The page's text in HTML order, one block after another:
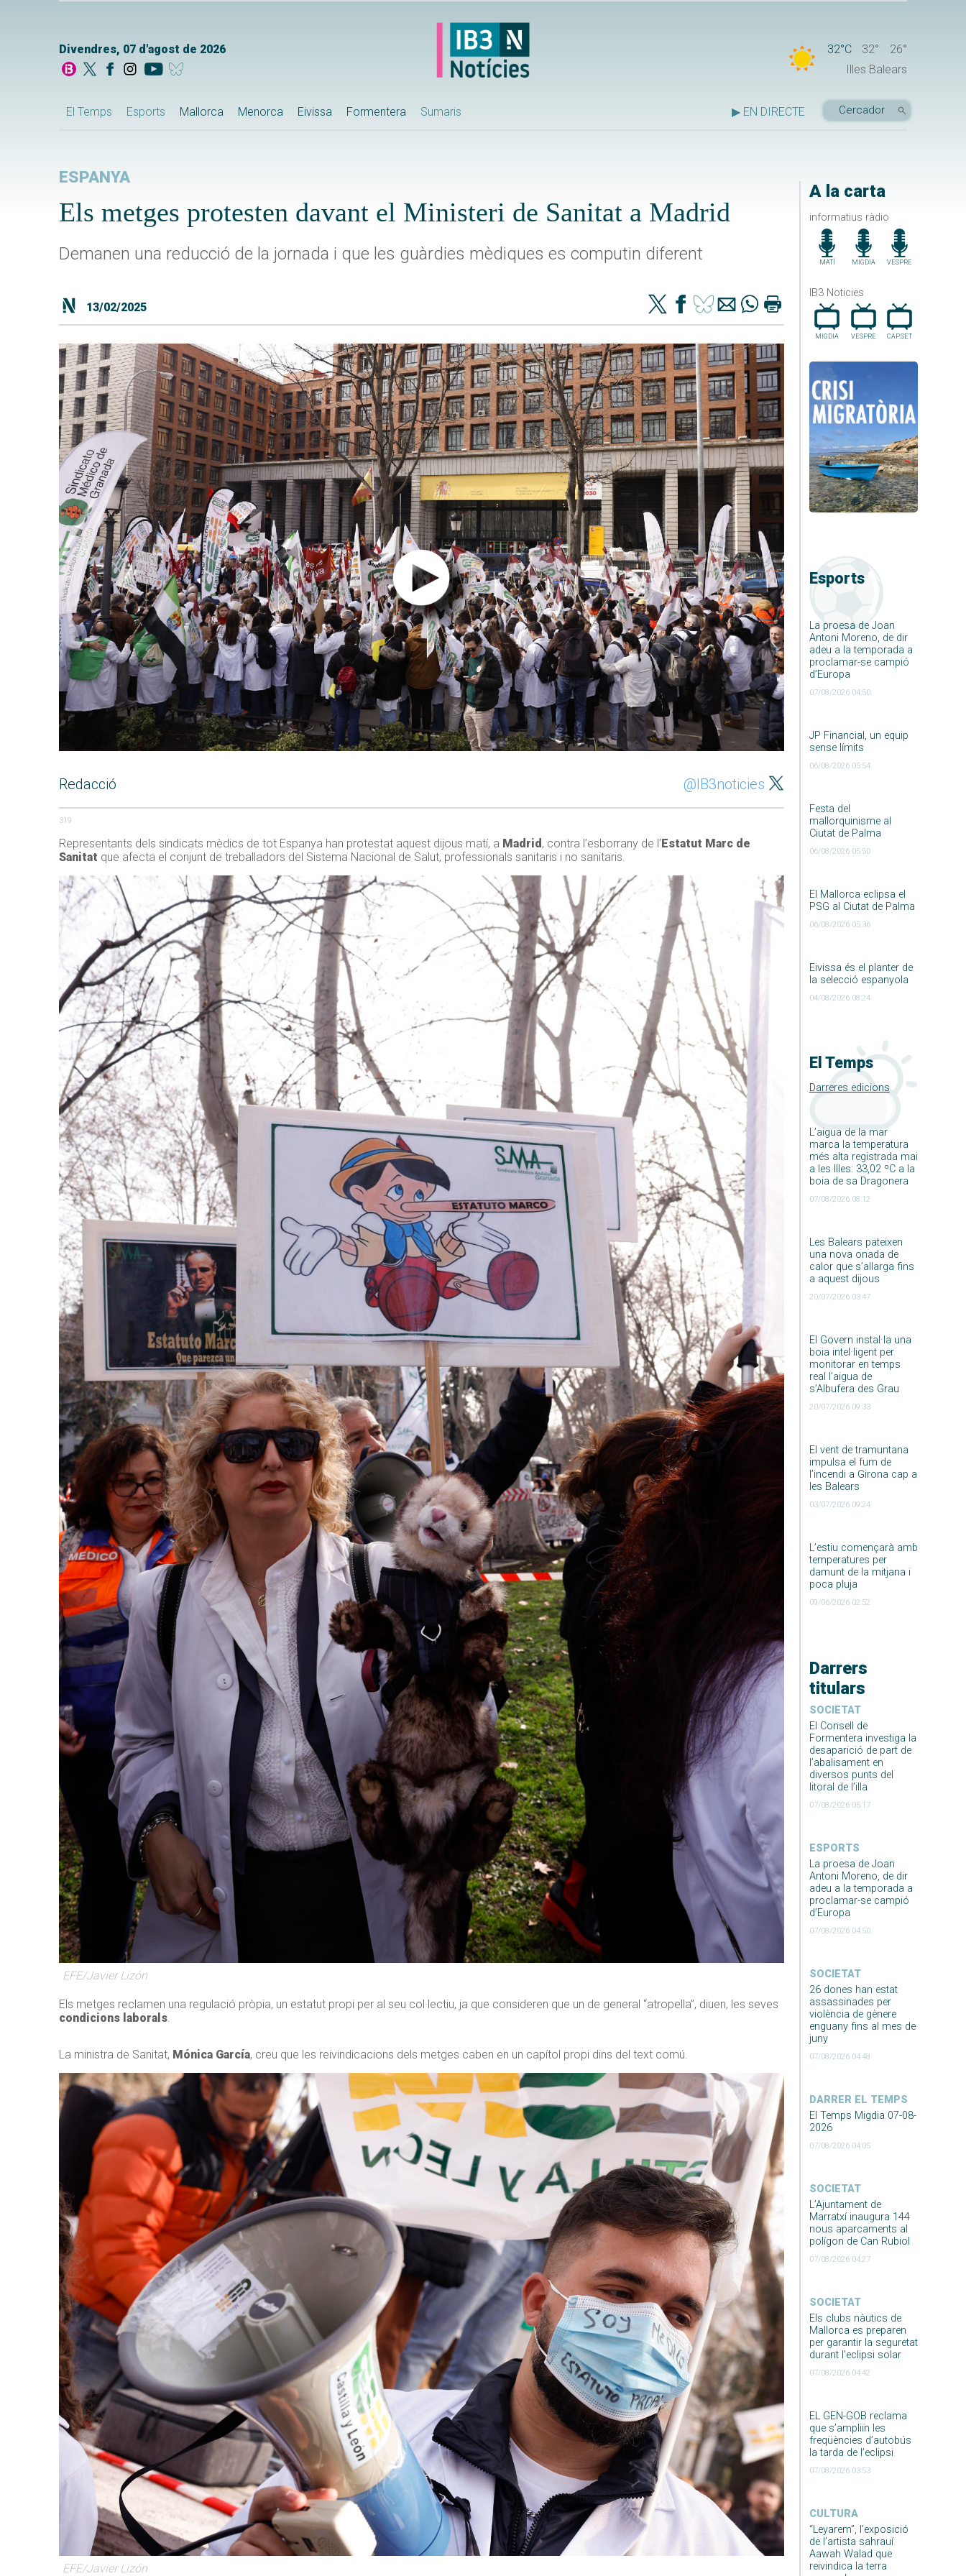
Divendres, 07 d'agost de 2026 32°C 32°
26°
Illes Balears
El Temps Esports Mallorca Menorca Eivissa Formentera Sumaris ▶ EN DIRECTE
A la carta
informatius ràdio
MATÍ MIGDIA VESPRE
IB3 Noticies
MIGDIA VESPRE CAP.SET
Esports
La proesa de Joan
Antoni Moreno, de dir
adeu a la temporada a
proclamar-se campió
d’Europa
07/08/2026 04:50
JP Financial, un equip
sense límits
06/08/2026 05:54
Festa del
mallorquinisme al
Ciutat de Palma
06/08/2026 05:50
El Mallorca eclipsa el
PSG al Ciutat de Palma
06/08/2026 05:36
Eivissa és el planter de
la selecció espanyola
04/08/2026 08:24
El Temps
Darreres edicions
L’aigua de la mar
marca la temperatura
més alta registrada mai
a les Illes: 33,02 ºC a la
boia de sa Dragonera
07/08/2026 08:12
Les Balears pateixen
una nova onada de
calor que s’allarga fins
a aquest dijous
20/07/2026 03:47
El Govern instal·la una
boia intel·ligent per
monitorar en temps
real l’aigua de
s’Albufera des Grau
20/07/2026 09:33
El vent de tramuntana
impulsa el fum de
l’incendi a Girona cap a
les Balears
03/07/2026 09:24
L’estiu començarà amb
temperatures per
damunt de la mitjana i
poca pluja
09/06/2026 02:52
Darrers
titulars
SOCIETAT
El Consell de
Formentera investiga la
desaparició de part de
l’abalisament en
diversos punts del
litoral de l’illa
07/08/2026 05:17
ESPORTS
La proesa de Joan
Antoni Moreno, de dir
adeu a la temporada a
proclamar-se campió
d’Europa
07/08/2026 04:50
SOCIETAT
26 dones han estat
assassinades per
violència de gènere
enguany fins al mes de
juny
07/08/2026 04:48
DARRER EL TEMPS
El Temps Migdia 07-08-
2026
07/08/2026 04:05
SOCIETAT
L’Ajuntament de
Marratxí inaugura 144
nous aparcaments al
polígon de Can Rubiol
07/08/2026 04:27
SOCIETAT
Els clubs nàutics de
Mallorca es preparen
per garantir la seguretat
durant l’eclipsi solar
07/08/2026 04:42
EL GEN-GOB reclama
que s’ampliïn les
freqüències d’autobús
la tarda de l’eclipsi
07/08/2026 03:53
CULTURA
“Leyarem”, l’exposició
de l’artista sahrauí
Aawah Walad que
reivindica la terra
ESPANYA
Els metges protesten davant el Ministeri de Sanitat a Madrid
Demanen una reducció de la jornada i que les guàrdies mèdiques es computin diferent
13/02/2025
Redacció @IB3noticies
319
Representants dels sindicats mèdics de tot Espanya han protestat aquest dijous matí, a Madrid , contra l’esborrany de l’ Estatut Marc de
Sanitat que afecta el conjunt de treballadors del Sistema Nacional de Salut, professionals sanitaris i no sanitaris.
EFE/Javier Lizón
Els metges reclamen una regulació pròpia, un estatut propi per al seu col·lectiu, ja que consideren que un de general “atropella”, diuen, les seves
condicions laborals.
La ministra de Sanitat, Mónica García, creu que les reivindicacions dels metges caben en un capítol propi dins del text comú.
EFE/Javier Lizón